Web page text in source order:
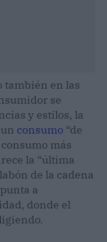
también en las
se
y estilos, la
consumo “de
más
la “última
de la cadena
a
donde el